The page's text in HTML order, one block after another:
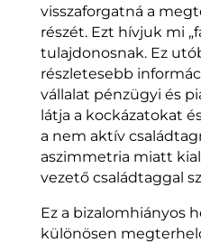
visszaforgatná a
részét. Ezt hívjuk mi
tulajdonosnak. Ez
részletesebb
vállalat pénzügyi és
látja a kockázatokat
a nem aktív
aszimmetria miatt
vezető családtaggal
Ez a bizalomhiányos
különösen